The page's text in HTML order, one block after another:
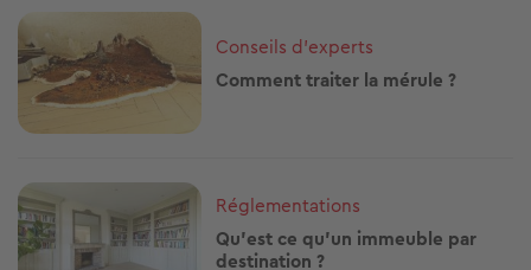
Image
Conseils d'experts
Comment traiter la mérule ?
Image
Réglementations
Qu’est ce qu’un immeuble par
destination ?